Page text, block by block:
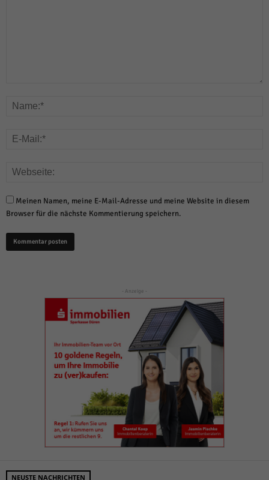
Meinen Namen, meine E-Mail-Adresse und meine Website in diesem
Browser für die nächste Kommentierung speichern.
- Anzeige -
NEUSTE NACHRICHTEN